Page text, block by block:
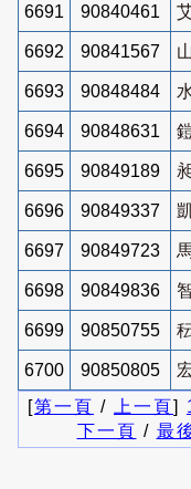
6691 90840461
6692 90841567
6693 90848484
6694 90848631
6695 90849189
6696 90849337
6697 90849723
6698 90849836
6699 90850755
6700 90850805
[第一頁 / 上一頁]
下一頁 / 最